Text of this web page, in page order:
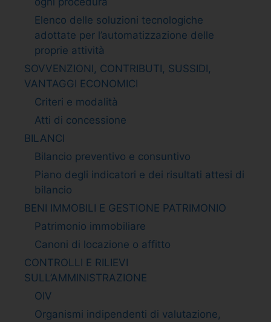
Elenco delle soluzioni tecnologiche
adottate per l’automatizzazione delle
proprie attività
SOVVENZIONI, CONTRIBUTI, SUSSIDI,
VANTAGGI ECONOMICI
Criteri e modalità
Atti di concessione
BILANCI
Bilancio preventivo e consuntivo
Piano degli indicatori e dei risultati attesi di
bilancio
BENI IMMOBILI E GESTIONE PATRIMONIO
Patrimonio immobiliare
Canoni di locazione o affitto
CONTROLLI E RILIEVI
SULL’AMMINISTRAZIONE
OIV
Organismi indipendenti di valutazione,